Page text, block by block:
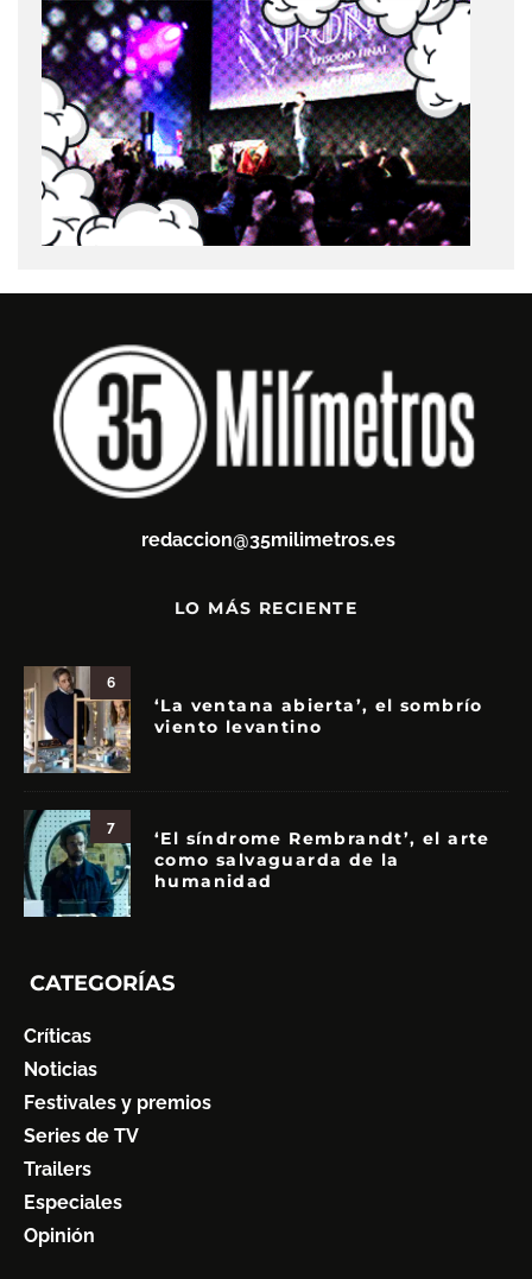
redaccion@35milimetros.es
LO MÁS RECIENTE
6
‘La ventana abierta’, el sombrío
viento levantino
7
‘El síndrome Rembrandt’, el arte
como salvaguarda de la
humanidad
CATEGORÍAS
Críticas
Noticias
Festivales y premios
Series de TV
Trailers
Especiales
Opinión